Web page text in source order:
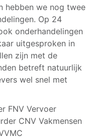
hebben we nog twee
Op 24
onderhandelingen
uitgesproken in
zijn met de
betreft natuurlijk
wel snel met
FNV Vervoer
CNV Vakmensen